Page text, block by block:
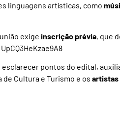
linguagens artísticas, como
exige inscrição prévia, que
pontos do edital,
Cultura e Turismo e os artistas